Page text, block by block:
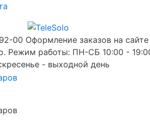
00 Оформление заказов на сайте
Режим работы: ПН-СБ 10:00 -
- выходной день